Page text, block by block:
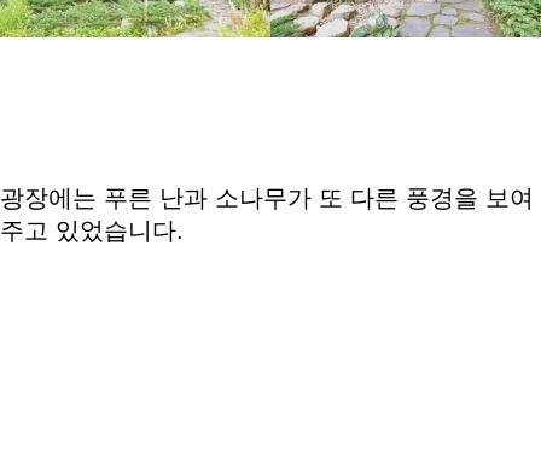
광장에는 푸른 난과 소나무가 또 다른 풍경을 보여
주고 있었습니다.